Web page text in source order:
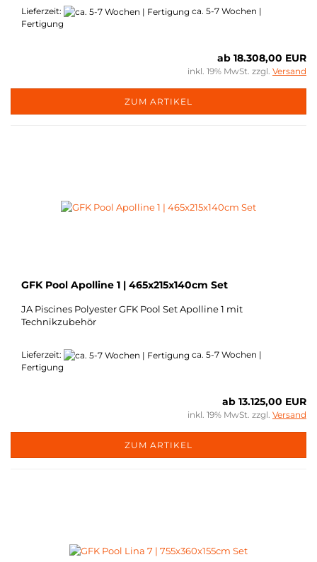
Lieferzeit:
ca. 5-7 Wochen |
Fertigung
ab 18.308,00 EUR
inkl. 19% MwSt. zzgl. Versand
ZUM ARTIKEL
GFK Pool Apolline 1 | 465x215x140cm Set
JA Piscines Polyester GFK Pool Set Apolline 1 mit
Technikzubehör
Lieferzeit:
ca. 5-7 Wochen |
Fertigung
ab 13.125,00 EUR
inkl. 19% MwSt. zzgl. Versand
ZUM ARTIKEL